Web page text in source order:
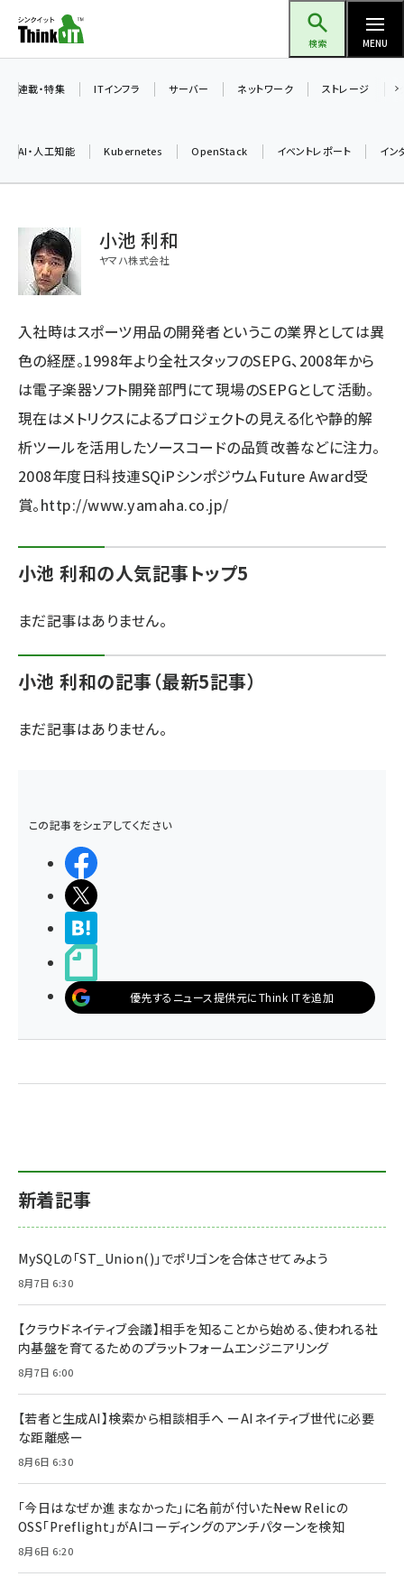
ン
ツ
検索 MENU
加藤銘のチーム貢献～仲間と築いた勝利の絆～ (2329)
iot女子会 (2295)
drupal (1966)
genai (1494)
ai crunch (1365)
連載・特集 ITインフラ サーバー ネットワーク ストレージ
AI・人工知能 Kubernetes OpenStack イベントレポート イン
小池 利和
ヤマハ株式会社
入社時はスポーツ用品の開発者というこの業界としては異
色の経歴。1998年より全社スタッフのSEPG、2008年から
は電子楽器ソフト開発部門にて現場のSEPGとして活動。
現在はメトリクスによるプロジェクトの見える化や静的解
析ツールを活用したソースコードの品質改善などに注力。
2008年度日科技連SQiPシンポジウムFuture Award受
賞。http://www.yamaha.co.jp/
小池 利和の人気記事トップ5
まだ記事はありません。
小池 利和の記事（最新5記事）
まだ記事はありません。
この記事をシェアしてください
優先するニュース提供元にThink ITを追加
新着記事
MySQLの「ST_Union()」でポリゴンを合体させてみよう
8月7日 6:30
【クラウドネイティブ会議】相手を知ることから始める、使われる社
内基盤を育てるためのプラットフォームエンジニアリング
8月7日 6:00
【若者と生成AI】検索から相談相手へ ーAIネイティブ世代に必要
な距離感ー
8月6日 6:30
「今日はなぜか進まなかった」に名前が付いた――New Relicの
OSS「Preflight」がAIコーディングのアンチパターンを検知
8月6日 6:20